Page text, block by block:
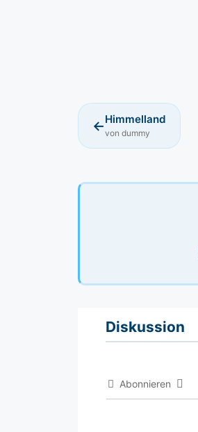
←Himmelland
von dummy
Diskussion
Abonnieren